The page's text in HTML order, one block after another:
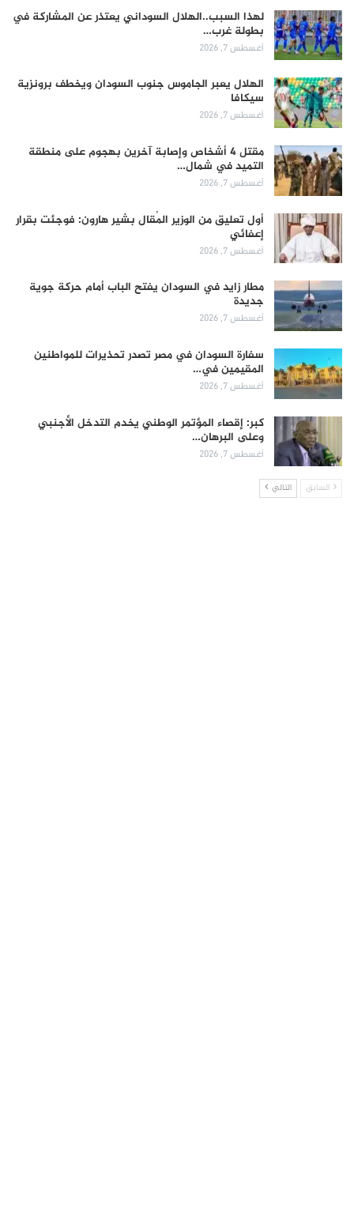
لهذا السبب..الهلال السوداني يعتذر عن المشاركة في
بطولة غرب…
أغسطس 7, 2026
الهلال يعبر الجاموس جنوب السودان ويخطف برونزية
سيكافا
أغسطس 7, 2026
مقتل 4 أشخاص وإصابة آخرين بهجوم على منطقة
التميد في شمال…
أغسطس 7, 2026
أول تعليق من الوزير المُقال بشير هارون: فوجئت بقرار
إعفائي
أغسطس 7, 2026
مطار زايد في السودان يفتح الباب أمام حركة جوية
جديدة
أغسطس 7, 2026
سفارة السودان في مصر تصدر تحذيرات للمواطنين
المقيمين في…
أغسطس 7, 2026
كبر: إقصاء المؤتمر الوطني يخدم التدخل الأجنبي
وعلى البرهان…
أغسطس 7, 2026
السابق التالي